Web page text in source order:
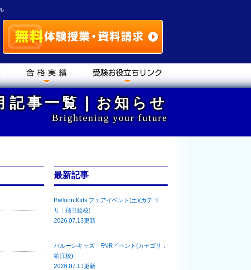
記事一覧｜お知らせ
Brightening your future
最新記事
Balloon Kids フェアイベント(土)(カテゴ
リ：飛田給校)
2026.07.13更新
バルーンキッズ FAIRイベント(カテゴリ：
狛江校)
2026.07.11更新